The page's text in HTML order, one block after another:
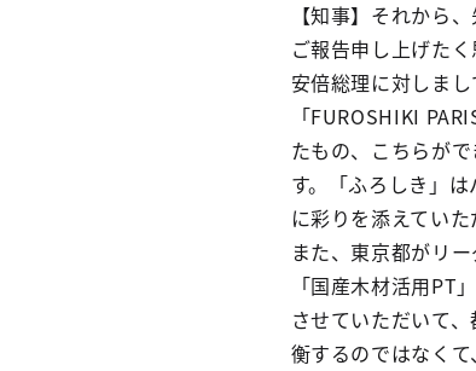
【知事】それから
ご報告申し上げたく
安倍総理に対しま
「FUROSHIKI
たもの、こちらが
す。「ふろしき」
に彩りを添えてい
また、東京都がリ
「国産木材活用PT
させていただいて
衡するのではなく